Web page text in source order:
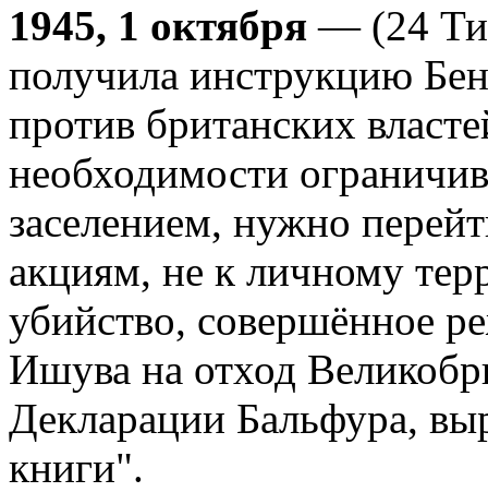
1945, 1 октября — (24
получила инструкцию
против британских
необходимости
заселением, нужно
акциям, не к личному
убийство, совершённое
Ишува на отход
Декларации Бальфура,
книги".